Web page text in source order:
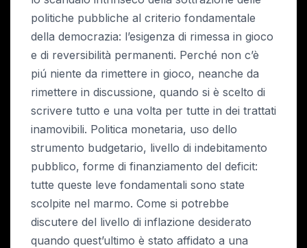
politiche pubbliche al criterio fondamentale
della democrazia: l’esigenza di rimessa in gioco
e di reversibilità permanenti. Perché non c’è
piú niente da rimettere in gioco, neanche da
rimettere in discussione, quando si è scelto di
scrivere tutto e una volta per tutte in dei trattati
inamovibili. Politica monetaria, uso dello
strumento budgetario, livello di indebitamento
pubblico, forme di finanziamento del deficit:
tutte queste leve fondamentali sono state
scolpite nel marmo. Come si potrebbe
discutere del livello di inflazione desiderato
quando quest’ultimo è stato affidato a una